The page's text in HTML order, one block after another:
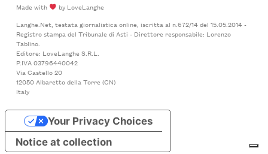
Made with
by LoveLanghe
Langhe.Net, testata giornalistica online, iscritta al n.672/14 del 15.05.2014 -
Registro stampa del Tribunale di Asti - Direttore responsabile: Lorenzo
Tablino.
Editore: LoveLanghe S.R.L.
P.IVA 03796440042
Via Castello 20
12050 Albaretto della Torre (CN)
Italy
Notice at collection
Your Privacy Choices